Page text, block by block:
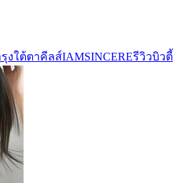
งใต้ตาคีลส์IAMSINCEREรีวิวบิวตี้